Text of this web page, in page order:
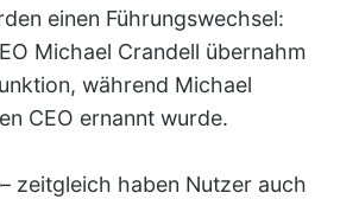
einen Führungswechsel:
Michael Crandell übernahm
während Michael
CEO ernannt wurde.
zeitgleich haben Nutzer auch